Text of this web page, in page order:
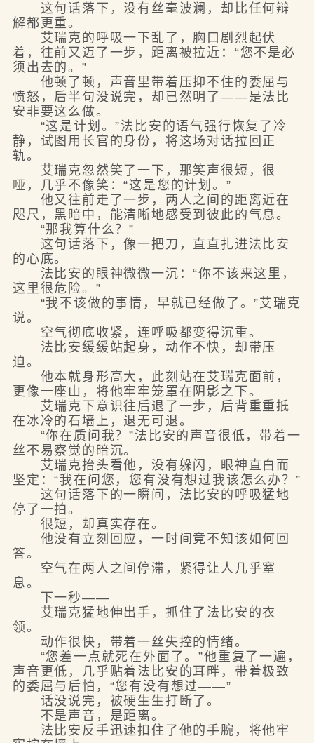
这句话落下，没有丝毫波澜，却比任何辩
解都更重。
艾瑞克的呼吸一下乱了，胸口剧烈起伏
着，往前又迈了一步，距离被拉近：“您不是必
须出去的。”
他顿了顿，声音里带着压抑不住的委屈与
愤怒，后半句没说完，却已然明了——是法比
安非要这么做。
“这是计划。”法比安的语气强行恢复了冷
静，试图用长官的身份，将这场对话拉回正
轨。
艾瑞克忽然笑了一下，那笑声很短，很
哑，几乎不像笑：“这是您的计划。”
他又往前走了一步，两人之间的距离近在
咫尺，黑暗中，能清晰地感受到彼此的气息。
“那我算什么？”
这句话落下，像一把刀，直直扎进法比安
的心底。
法比安的眼神微微一沉：“你不该来这里，
这里很危险。”
“我不该做的事情，早就已经做了。”艾瑞克
说。
空气彻底收紧，连呼吸都变得沉重。
法比安缓缓站起身，动作不快，却带压
迫。
他本就身形高大，此刻站在艾瑞克面前，
更像一座山，将他牢牢笼罩在阴影之下。
艾瑞克下意识往后退了一步，后背重重抵
在冰冷的石墙上，退无可退。
“你在质问我？”法比安的声音很低，带着一
丝不易察觉的暗沉。
艾瑞克抬头看他，没有躲闪，眼神直白而
坚定：“我在问您，您有没有想过我该怎么办？”
这句话落下的一瞬间，法比安的呼吸猛地
停了一拍。
很短，却真实存在。
他没有立刻回应，一时间竟不知该如何回
答。
空气在两人之间停滞，紧得让人几乎窒
息。
下一秒——
艾瑞克猛地伸出手，抓住了法比安的衣
领。
动作很快，带着一丝失控的情绪。
“您差一点就死在外面了。”他重复了一遍，
声音更低，几乎贴着法比安的耳畔，带着极致
的委屈与后怕，“您有没有想过——”
话没说完，被硬生生打断了。
不是声音，是距离。
法比安反手迅速扣住了他的手腕，将他牢